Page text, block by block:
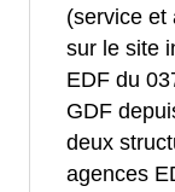
(service et
sur le site
EDF du
GDF
deux
agences